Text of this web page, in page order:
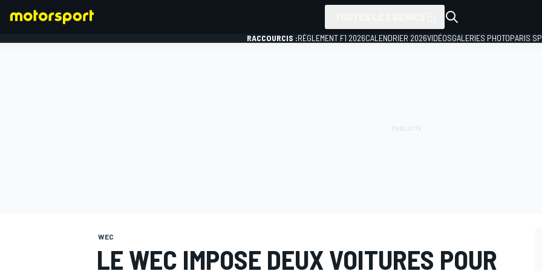
RACCOURCIS :RÈGLEMENT F1 2026CALENDRIER 2026VIDÉOSGALERIES PHOTOPARIS
WEC
LE WEC IMPOSE DEUX VOITURES POUR